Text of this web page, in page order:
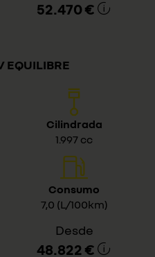
52.470 €
EQUILIBRE
Cilindrada
1.997 cc
Consumo
7,0 (L/100km)
Desde
48.822 €